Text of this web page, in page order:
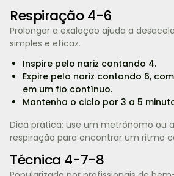
Respiração 4-6
Prolongar a exalação ajuda a
simples e eficaz.
Inspire pelo nariz contando 4.
Expire pelo nariz contando 6,
em um fio contínuo.
Mantenha o ciclo por 3 a 5
Dica prática: use um metrônomo ou
respiração para encontrar um ritmo
Técnica 4-7-8